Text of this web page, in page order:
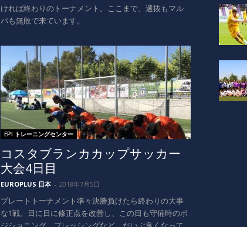
ければ終わりのトーナメント。ここまで、選抜もマル
バも無敗で来ています。
EPI トレーニングセンター
コスタブランカカップサッカー
大会4日目
EUROPLUS 日本 - 2018年7月5日
プレートトーナメント準々決勝負けたら終わりの大事
な1戦。日に日に修正点を改善し、この日も守備時のポ